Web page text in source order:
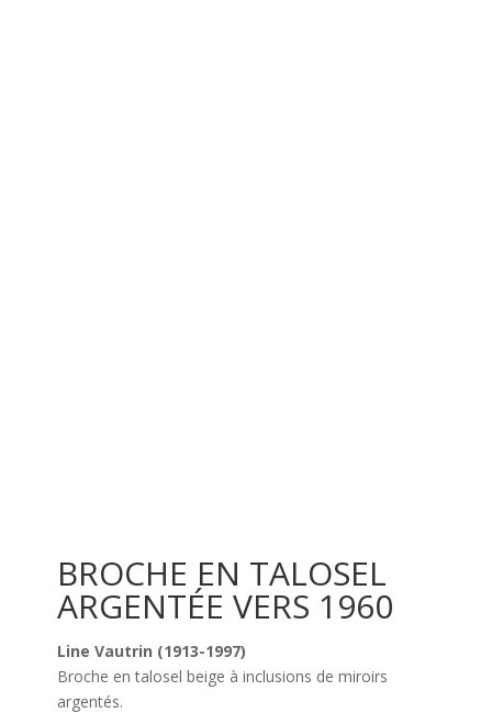
BROCHE EN TALOSEL
ARGENTÉE VERS 1960
Line Vautrin (1913-1997)
Broche en talosel beige à inclusions de miroirs
argentés.